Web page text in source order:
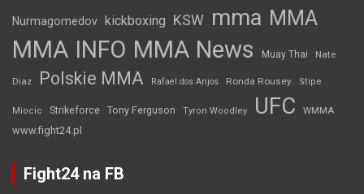
Nurmagomedov kickboxing KSW mma MMA
MMA INFO MMA News Muay Thai Nate
Diaz Polskie MMA Rafael dos Anjos Ronda Rousey Stipe
Miocic Strikeforce Tony Ferguson Tyron Woodley UFC WMMA
www.fight24.pl
Fight24 na FB